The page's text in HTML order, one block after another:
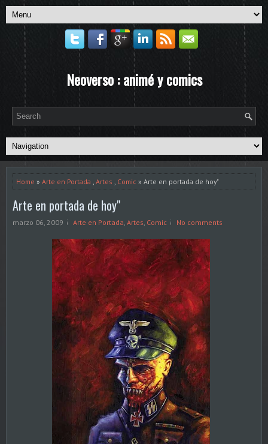
Neoverso : animé y comics
Home » Arte en Portada , Artes , Comic » Arte en portada de hoy"
Arte en portada de hoy"
marzo 06, 2009 Arte en Portada, Artes, Comic No comments